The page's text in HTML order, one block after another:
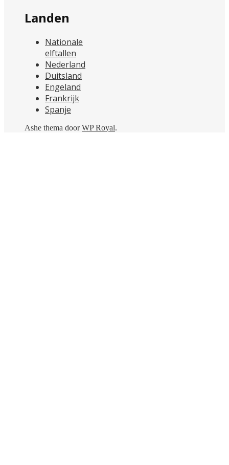
Landen
Nationale
elftallen
Nederland
Duitsland
Engeland
Frankrijk
Spanje
Ashe thema doorWP Royal.